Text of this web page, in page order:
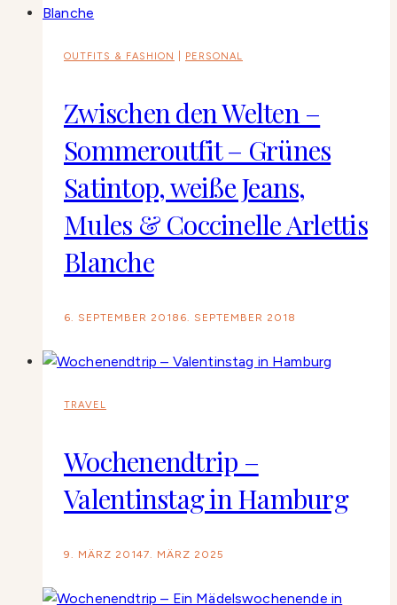
OUTFITS & FASHION PERSONAL
Zwischen den Welten –
Sommeroutfit – Grünes
Satintop, weiße Jeans,
Mules & Coccinelle Arlettis
Blanche
6. SEPTEMBER 2018 6. SEPTEMBER 2018
TRAVEL
Wochenendtrip –
Valentinstag in Hamburg
9. MÄRZ 20147. MÄRZ 2025